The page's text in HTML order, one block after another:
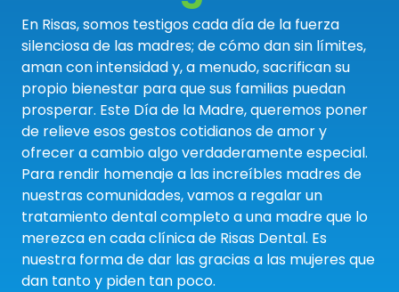
QUIÉNES SOMOS
CONCERTAR UNA CITA
En Risas, somos testigos cada día de la fuerza
silenciosa de las madres; de cómo dan sin límites,
aman con intensidad y, a menudo, sacrifican su
propio bienestar para que sus familias puedan
prosperar. Este Día de la Madre, queremos poner
de relieve esos gestos cotidianos de amor y
ofrecer a cambio algo verdaderamente especial.
Para rendir homenaje a las increíbles madres de
nuestras comunidades, vamos a regalar un
tratamiento dental completo a una madre que lo
merezca en cada clínica de Risas Dental. Es
nuestra forma de dar las gracias a las mujeres que
dan tanto y piden tan poco.